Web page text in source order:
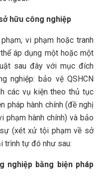
hữu công nghiệp
vi phạm hoặc tranh
áp dụng một hoặc một
sau đây với mục đích
nghiệp: bảo vệ QSHCN
các vụ kiện theo thủ tục
pháp hành chính (đề nghị
phạm hành chính) và bảo
(xét xử tội phạm về sở
trình tự đó như sau:
nghiệp bằng biện pháp